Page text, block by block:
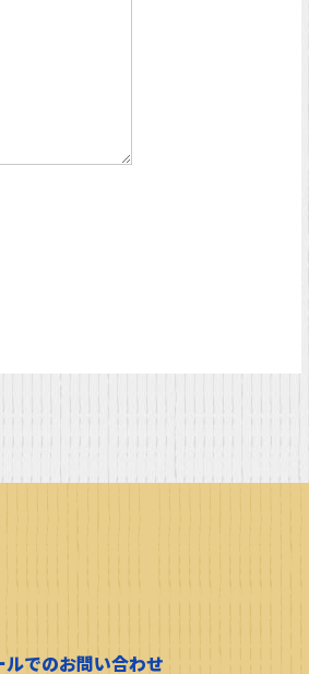
ルでのお問い合わせ